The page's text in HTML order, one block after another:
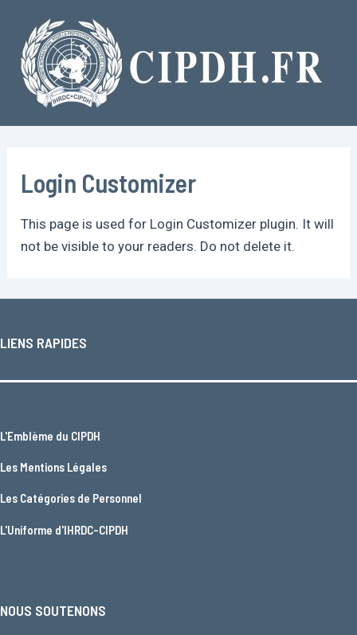
contenu
Login Customizer
This page is used for Login Customizer plugin. It will
not be visible to your readers. Do not delete it.
LIENS RAPIDES
L'Emblème du CIPDH
Les Mentions Légales
Les Catégories de Personnel
L'Uniforme d'IHRDC-CIPDH
NOUS SOUTENONS